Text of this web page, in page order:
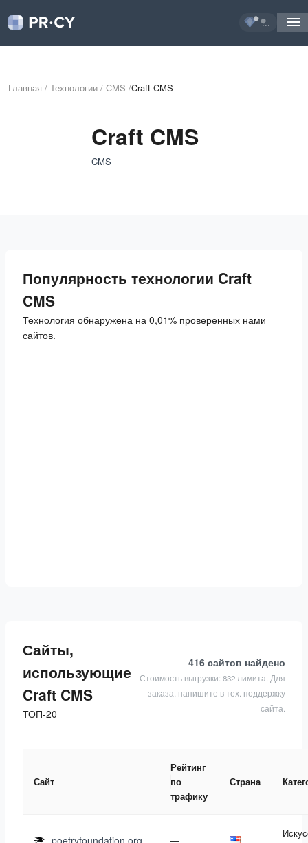
...
Главная / Технологии / CMS /Craft CMS
Craft CMS
CMS
Популярность технологии Craft
CMS
Технология обнаружена на 0,01% проверенных нами
сайтов.
Сайты,
использующие
Craft CMS
ТОП-20
416 сайтов найдено
Стоимость выгрузки: 832 лимита. Для
заказа, напишите в тех. поддержку
сайта.
Сайт
Рейтинг
по
трафику
Страна
poetryfoundation.org —